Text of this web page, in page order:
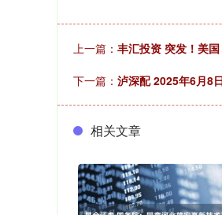
上一篇： 丰汇投资 突发！美
下一篇： 泸深配 2025年6月8
相关文章